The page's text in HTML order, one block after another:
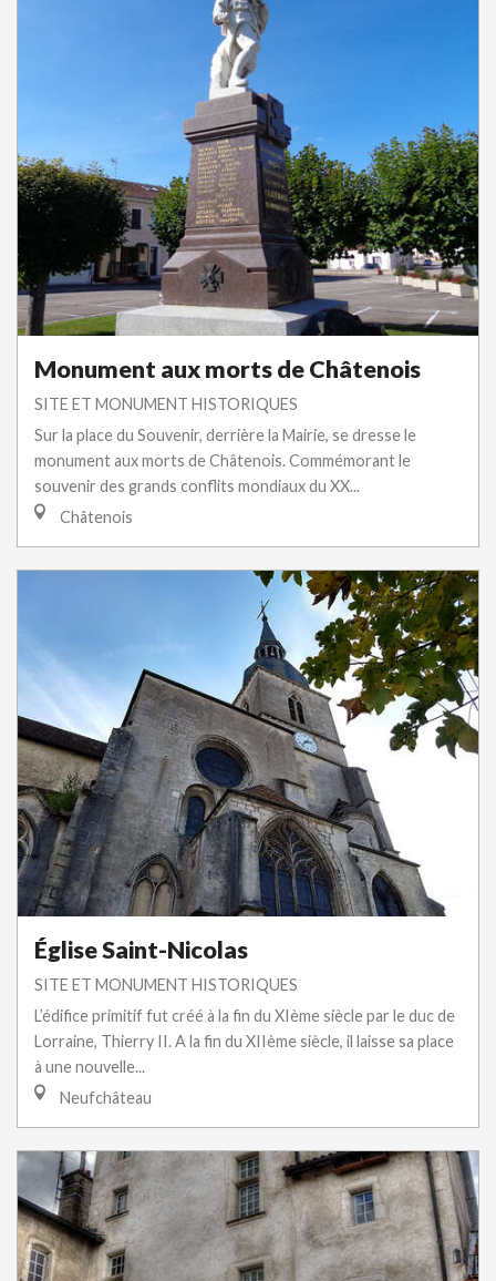
Monument aux morts de Châtenois
SITE ET MONUMENT HISTORIQUES
Sur la place du Souvenir, derrière la Mairie, se dresse le
monument aux morts de Châtenois. Commémorant le
souvenir des grands conflits mondiaux du XX...
Châtenois
Église Saint-Nicolas
SITE ET MONUMENT HISTORIQUES
L’édifice primitif fut créé à la fin du XIème siècle par le duc de
Lorraine, Thierry II. A la fin du XIIème siècle, il laisse sa place
à une nouvelle...
Neufchâteau